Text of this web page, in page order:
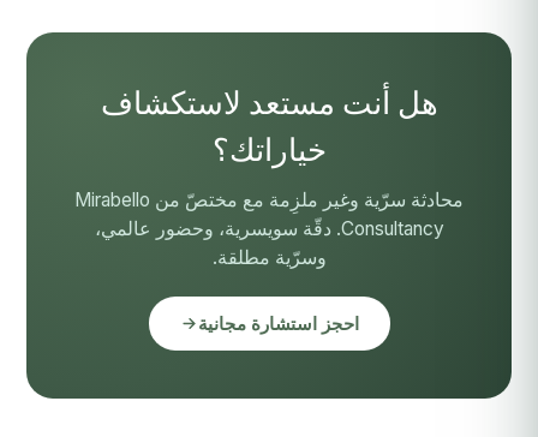
هل أنت مستعد لاستكشاف
خياراتك؟
محادثة سرّية وغير ملزِمة مع مختصّ من Mirabello
Consultancy. دقّة سويسرية، وحضور عالمي،
وسرّية مطلقة.
احجز استشارة مجانية